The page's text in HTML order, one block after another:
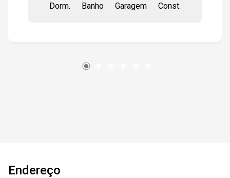
Dorm.
Banho
Garagem
Const.
Endereço